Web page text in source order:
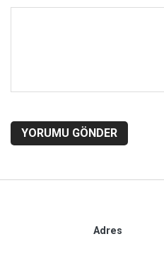
YORUMU GÖNDER
Adres